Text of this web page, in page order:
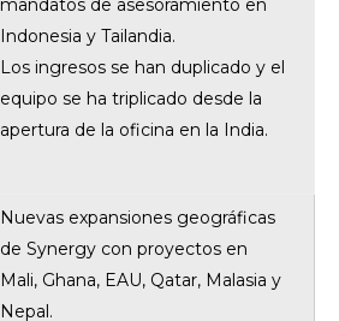
mandatos de asesoramiento en
Indonesia y Tailandia.
Los ingresos se han duplicado y el
equipo se ha triplicado desde la
apertura de la oficina en la India.
Nuevas expansiones geográficas
de Synergy con proyectos en
Mali, Ghana, EAU, Qatar, Malasia y
Nepal.